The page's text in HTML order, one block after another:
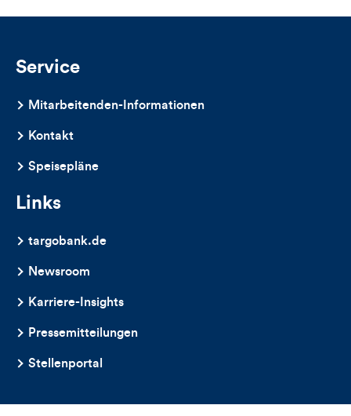
Service
Mitarbeitenden-Informationen
Kontakt
Speisepläne
Links
targobank.de
Newsroom
Karriere-Insights
Pressemitteilungen
Stellenportal